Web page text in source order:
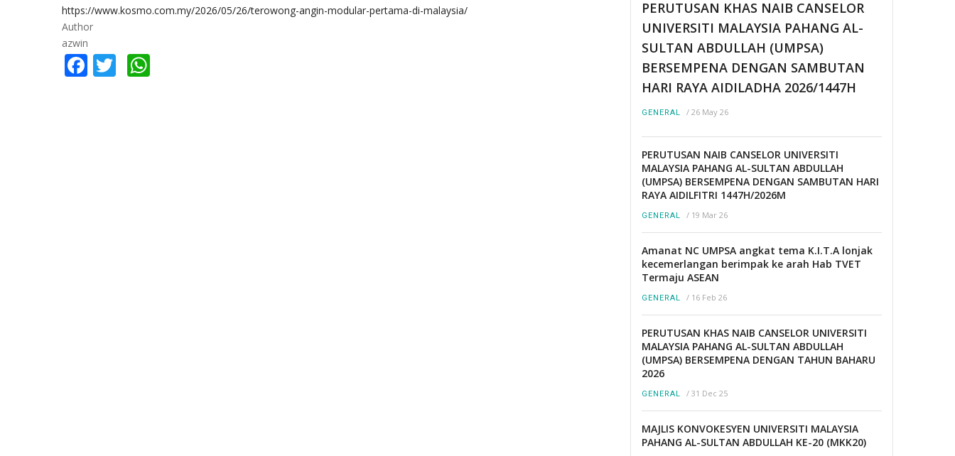
https://www.kosmo.com.my/2026/05/26/terowong-angin-modular-pertama-di-malaysia/
Author
azwin
Facebook
Twitter
PERUTUSAN KHAS NAIB CANSELOR
UNIVERSITI MALAYSIA PAHANG AL-
SULTAN ABDULLAH (UMPSA)
BERSEMPENA DENGAN SAMBUTAN
HARI RAYA AIDILADHA 2026/1447H
GENERAL / 26 May 26
PERUTUSAN NAIB CANSELOR UNIVERSITI
MALAYSIA PAHANG AL-SULTAN ABDULLAH
(UMPSA) BERSEMPENA DENGAN SAMBUTAN HARI
RAYA AIDILFITRI 1447H/2026M
GENERAL / 19 Mar 26
Amanat NC UMPSA angkat tema K.I.T.A lonjak
kecemerlangan berimpak ke arah Hab TVET
Termaju ASEAN
GENERAL / 16 Feb 26
PERUTUSAN KHAS NAIB CANSELOR UNIVERSITI
MALAYSIA PAHANG AL-SULTAN ABDULLAH
(UMPSA) BERSEMPENA DENGAN TAHUN BAHARU
2026
GENERAL / 31 Dec 25
MAJLIS KONVOKESYEN UNIVERSITI MALAYSIA
PAHANG AL-SULTAN ABDULLAH KE-20 (MKK20)